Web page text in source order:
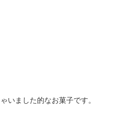
いました的なお菓子です。